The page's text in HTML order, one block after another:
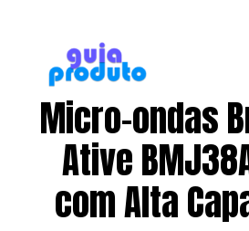
Micro-ondas
Ative
com Alta